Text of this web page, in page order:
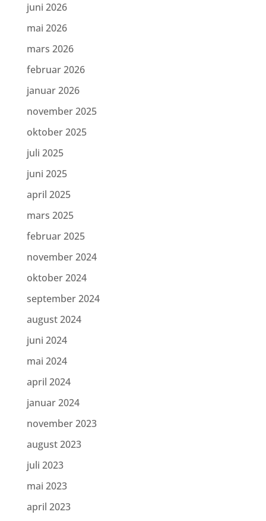
juni 2026
mai 2026
mars 2026
februar 2026
januar 2026
november 2025
oktober 2025
juli 2025
juni 2025
april 2025
mars 2025
februar 2025
november 2024
oktober 2024
september 2024
august 2024
juni 2024
mai 2024
april 2024
januar 2024
november 2023
august 2023
juli 2023
mai 2023
april 2023